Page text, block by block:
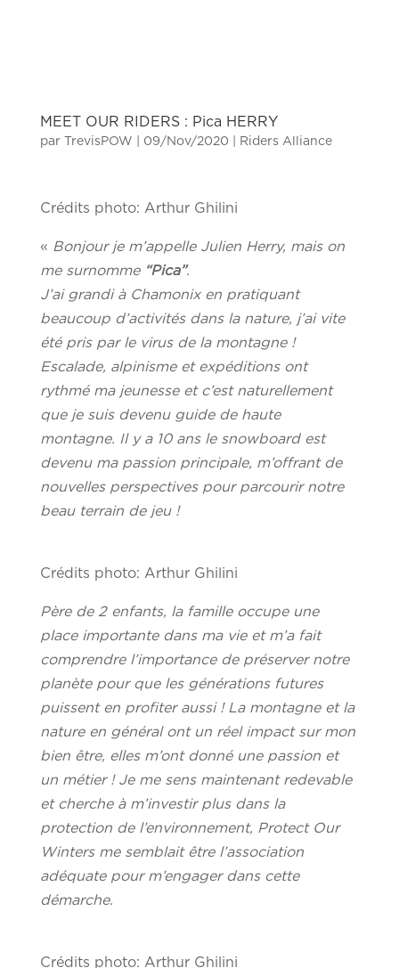
MEET OUR RIDERS : Pica HERRY
par TrevisPOW 09/Nov/2020 Riders Alliance
Crédits photo: Arthur Ghilini
« Bonjour je m’appelle Julien Herry, mais on
me surnomme “Pica”.
J’ai grandi à Chamonix en pratiquant
beaucoup d’activités dans la nature, j’ai vite
été pris par le virus de la montagne !
Escalade, alpinisme et expéditions ont
rythmé ma jeunesse et c’est naturellement
que je suis devenu guide de haute
montagne. Il y a 10 ans le snowboard est
devenu ma passion principale, m’offrant de
nouvelles perspectives pour parcourir notre
beau terrain de jeu !
Crédits photo: Arthur Ghilini
Père de 2 enfants, la famille occupe une
place importante dans ma vie et m’a fait
comprendre l’importance de préserver notre
planète pour que les générations futures
puissent en profiter aussi ! La montagne et la
nature en général ont un réel impact sur mon
bien être, elles m’ont donné une passion et
un métier ! Je me sens maintenant redevable
et cherche à m’investir plus dans la
protection de l’environnement, Protect Our
Winters me semblait être l’association
adéquate pour m’engager dans cette
démarche.
Crédits photo: Arthur Ghilini